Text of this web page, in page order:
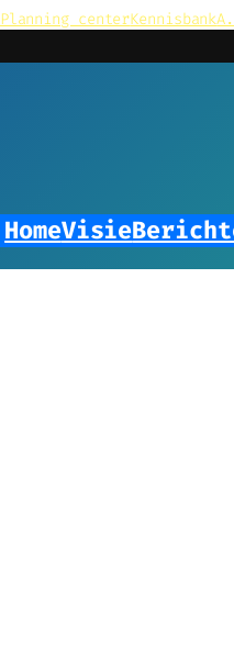
Planning centerKennisbank
HomeVisie